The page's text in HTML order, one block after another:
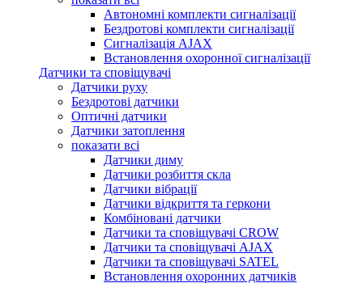
Автономні комплекти сигналізації
Бездротові комплекти сигналізації
Сигналізація AJAX
Встановлення охоронної сигналізації
Датчики та сповіщувачі
Датчики руху
Бездротові датчики
Оптичні датчики
Датчики затоплення
показати всі
Датчики диму
Датчики розбиття скла
Датчики вібрації
Датчики відкриття та геркони
Комбіновані датчики
Датчики та сповіщувачі CROW
Датчики та сповіщувачі AJAX
Датчики та сповіщувачі SATEL
Встановлення охоронних датчиків